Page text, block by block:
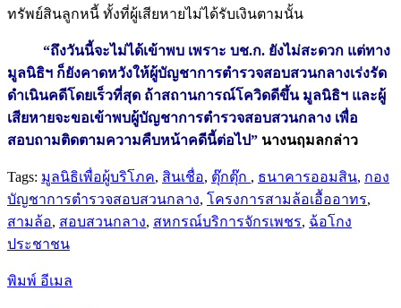
ทรัพย์สินลูกหนี้ ทั้งที่ผู้เสียหายไม่ได้รับเงินตามนั้น
“ถึงวันนี้จะไม่ได้เข้าพบ เพราะ บช.ก. ยังไม่สะดวก แต่ทาง
มูลนิธิฯ ก็ยังคาดหวังให้ผู้บัญชาการตำรวจสอบสวนกลางเร่งรัด
ดำเนินคดีโดยเร็วที่สุด ถ้าสถานการณ์โควิดดีขึ้น มูลนิธิฯ และผู้
เสียหายจะขอเข้าพบผู้บัญชาการตำรวจสอบสวนกลาง เพื่อ
สอบถามติดตามความคืบหน้าคดีนี้ต่อไป” นางนฤมลกล่าว
Tags: มูลนิธิเพื่อผู้บริโภค, สินเชื่อ, ตุ๊กตุ๊ก , ธนาคารออมสิน, กอง
บัญชาการตำรวจสอบสวนกลาง, โครงการสามล้อเอื้ออาทร,
สามล้อ, สอบสวนกลาง, สหกรณ์บริการจักรเพชร, ฉ้อโกง
ประชาชน
พิมพ์ อีเมล